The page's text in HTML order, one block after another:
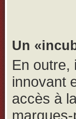
Un
En outre,
innovant
accès à